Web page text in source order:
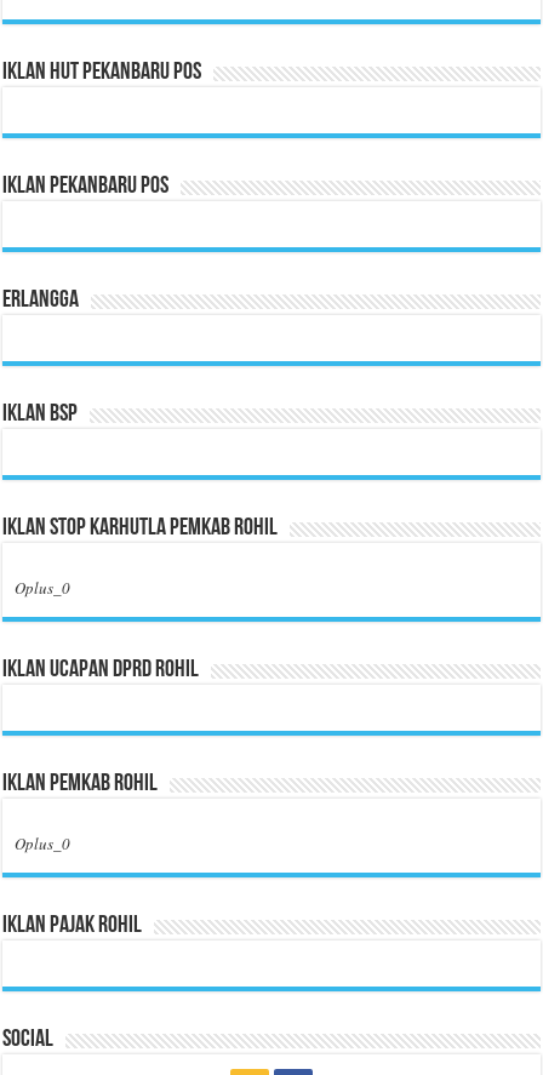
Iklan HUT Pekanbaru Pos
Iklan Pekanbaru Pos
Erlangga
Iklan BSP
Iklan Stop Karhutla Pemkab Rohil
Oplus_0
Iklan Ucapan DPRD Rohil
Iklan Pemkab Rohil
Oplus_0
Iklan Pajak Rohil
Social